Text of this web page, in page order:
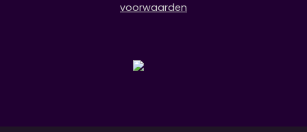
voorwaarden